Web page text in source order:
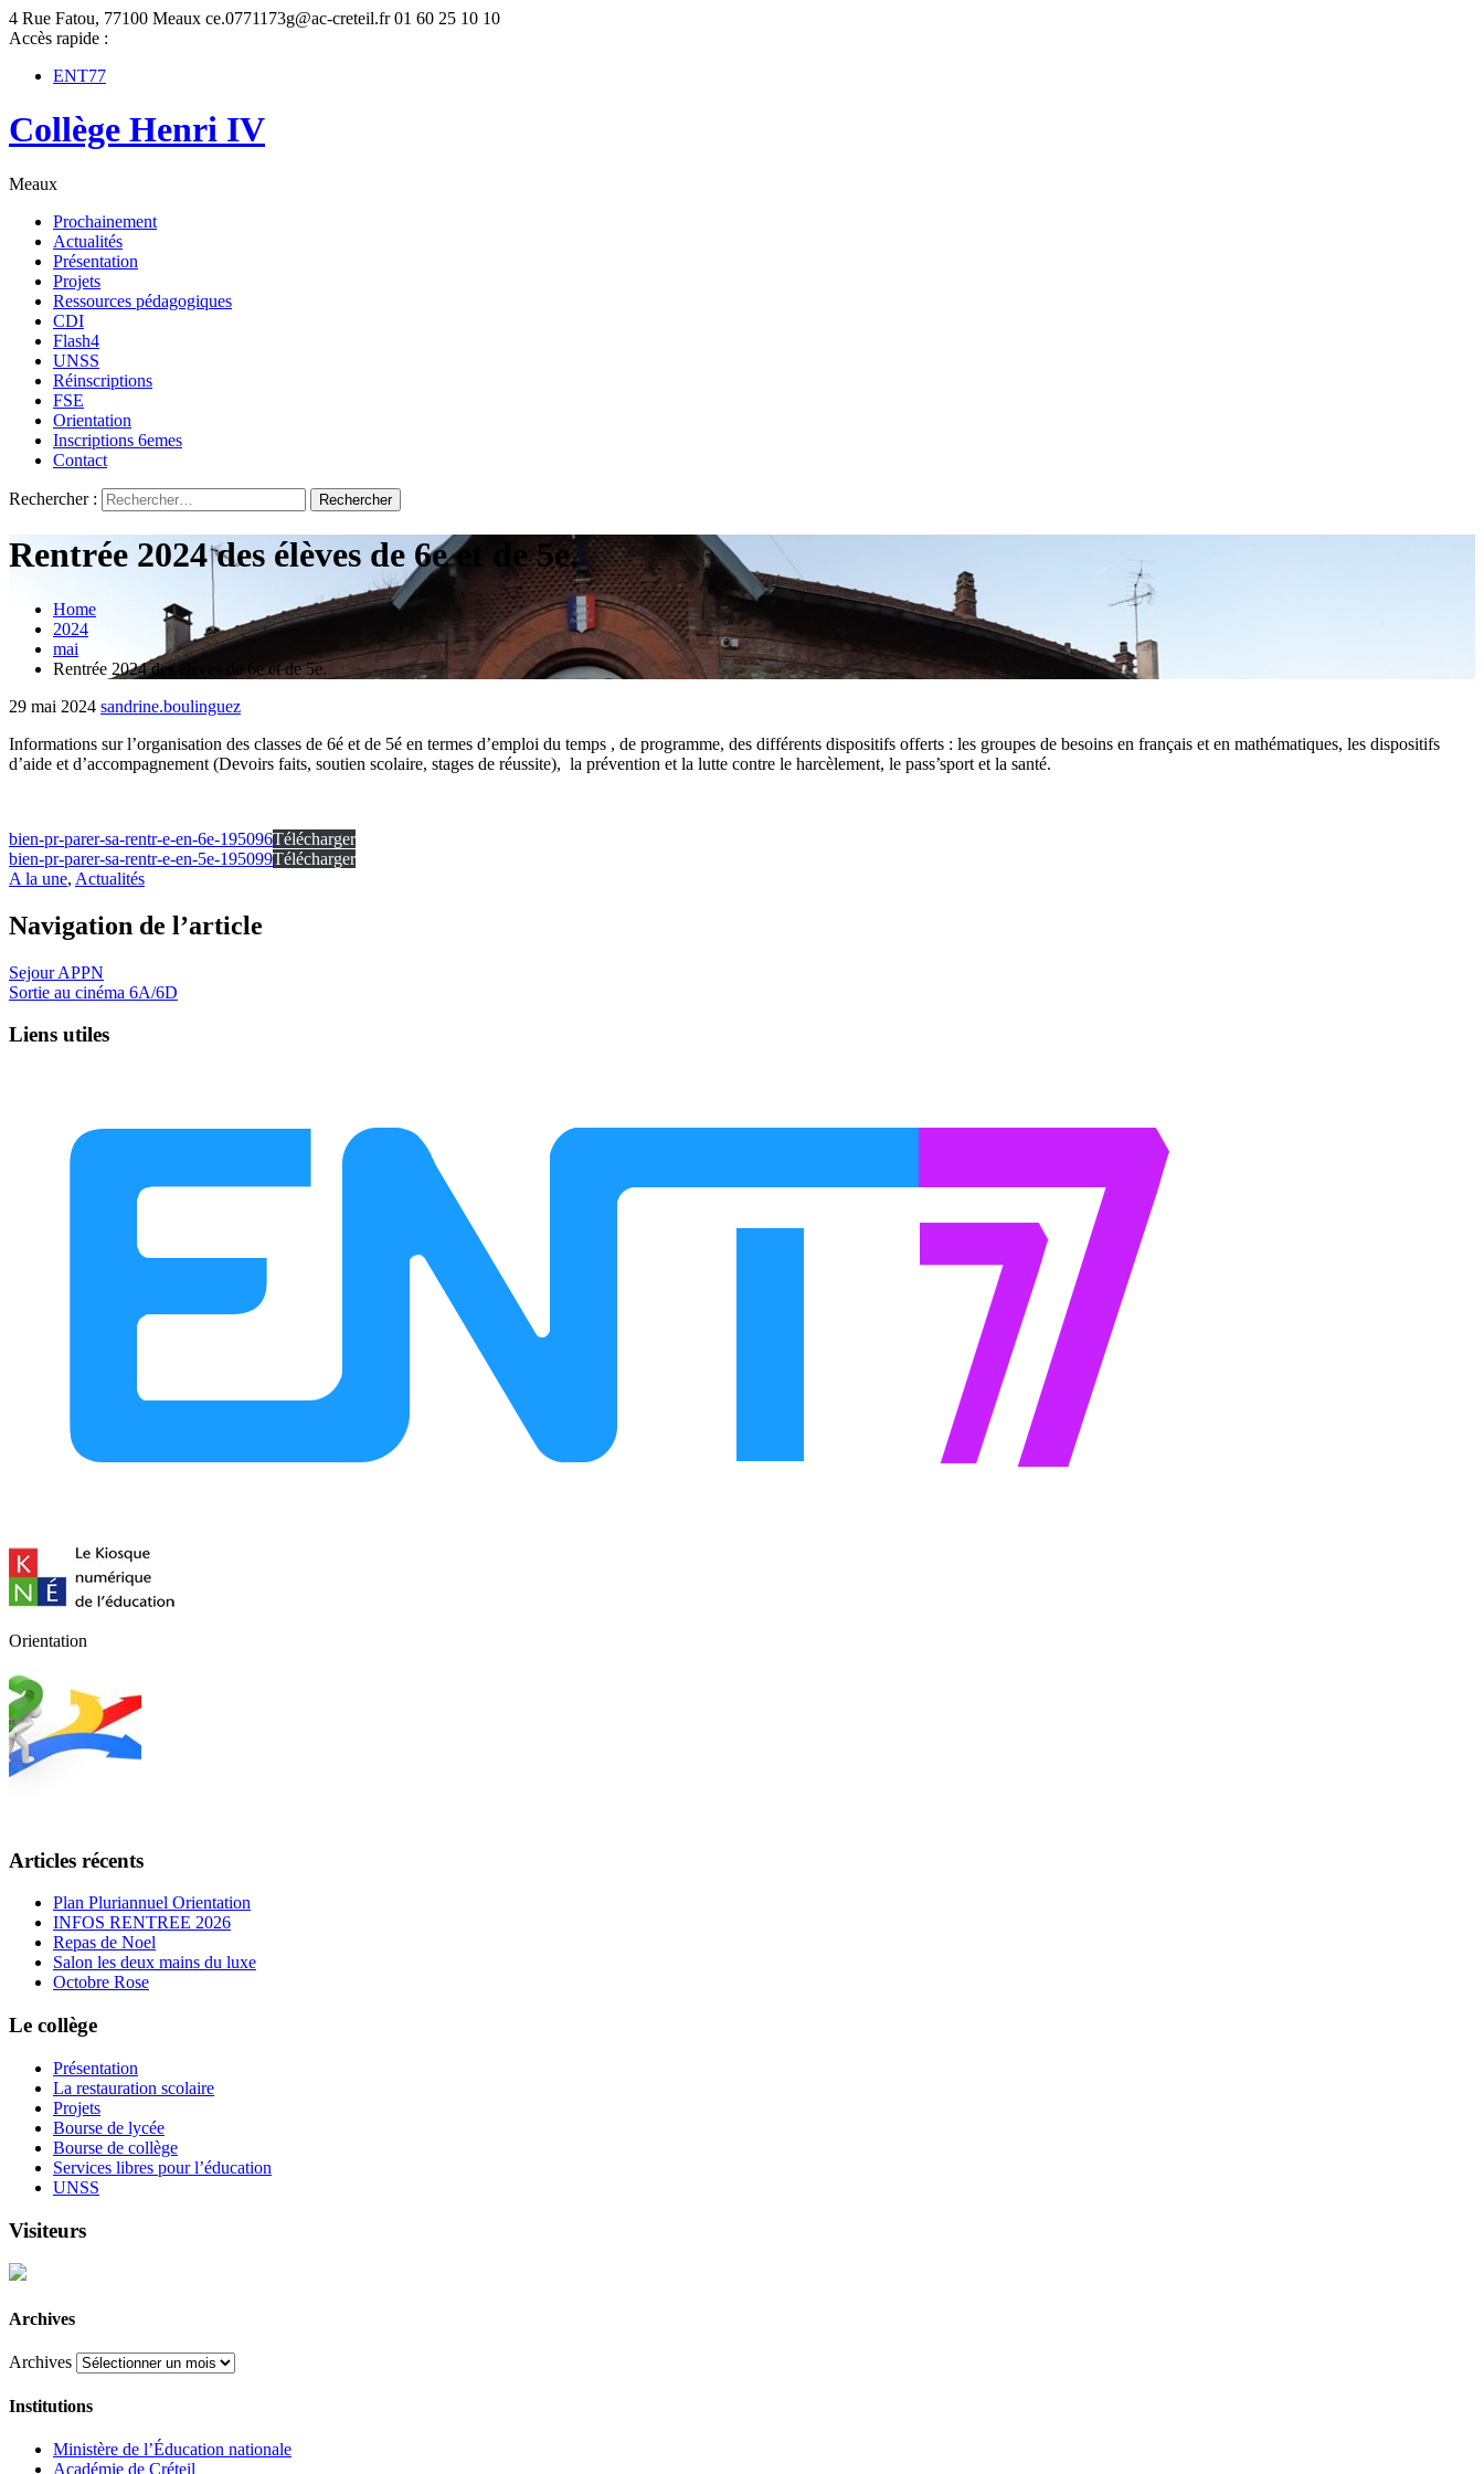
4 Rue Fatou, 77100 Meaux ce.0771173g@ac-creteil.fr 01 60 25 10 10
Accès rapide :
ENT77
Collège Henri IV
Meaux
Prochainement
Actualités
Présentation
Projets
Ressources pédagogiques
CDI
Flash4
UNSS
Réinscriptions
FSE
Orientation
Inscriptions 6emes
Contact
Rechercher :
Rentrée 2024 des élèves de 6e et de 5e.
Home
2024
mai
Rentrée 2024 des élèves de 6e et de 5e.
29 mai 2024 sandrine.boulinguez
Informations sur l’organisation des classes de 6é et de 5é en termes d’emploi du temps , de programme, des différents dispositifs offerts : les groupes de besoins en français et en mathématiques, les dispositifs
d’aide et d’accompagnement (Devoirs faits, soutien scolaire, stages de réussite), la prévention et la lutte contre le harcèlement, le pass’sport et la santé.
bien-pr-parer-sa-rentr-e-en-6e-195096Télécharger
bien-pr-parer-sa-rentr-e-en-5e-195099Télécharger
A la une, Actualités
Navigation de l’article
Sejour APPN
Sortie au cinéma 6A/6D
Liens utiles
Orientation
Articles récents
Plan Pluriannuel Orientation
INFOS RENTREE 2026
Repas de Noel
Salon les deux mains du luxe
Octobre Rose
Le collège
Présentation
La restauration scolaire
Projets
Bourse de lycée
Bourse de collège
Services libres pour l’éducation
UNSS
Visiteurs
Archives
Archives
Institutions
Ministère de l’Éducation nationale
Académie de Créteil